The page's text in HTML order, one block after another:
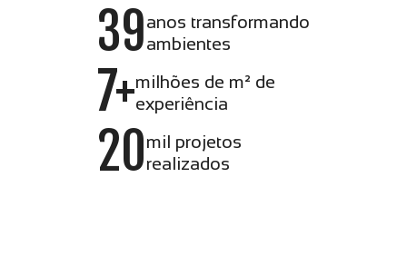
39anos transformando
ambientes
7+milhões de m² de
experiência
20mil projetos
realizados